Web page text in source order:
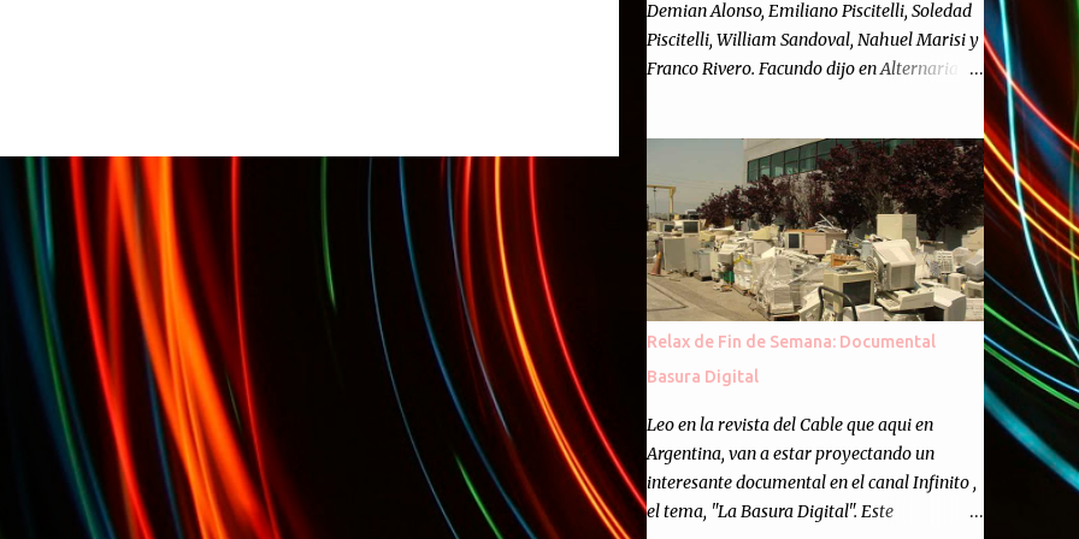
Demian Alonso, Emiliano Piscitelli, Soledad
Piscitelli, William Sandoval, Nahuel Marisi y
Franco Rivero. Facundo dijo en Alternaria :
Cincuenta ocasiones para ponernos en
contacto con ustedes y contarles las noticias
de tecnología más importantes, desde
nuestra propia óptica: un punto de vista
independiente e informal.Para festejarlo, se
nos ocurrió que estemos todos juntos; y
cuando digo "todos" me refiero a toda la
semanario como panelista, y a ustedes. Por
eso se nos ocurrió la idea de emitir video en
vivo. La tarea no fué facil, hubo que
coordinar horarios, preparar el estudio,
configurar muchos programejos y hacer
Relax de Fin de Semana: Documental
Basura Digital
Leo en la revista del Cable que aqui en
Argentina, van a estar proyectando un
interesante documental en el canal Infinito ,
el tema, "La Basura Digital". Este